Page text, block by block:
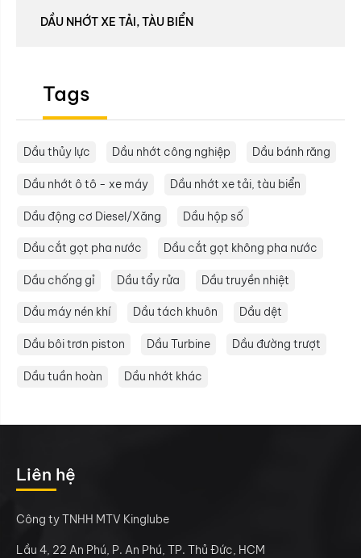
DẦU NHỚT XE TẢI, TÀU BIỂN
Tags
Dầu thủy lực Dầu nhớt công nghiệp Dầu bánh răng
Dầu nhớt ô tô - xe máy Dầu nhớt xe tải, tàu biển
Dầu động cơ Diesel/Xăng Dầu hộp số
Dầu cắt gọt pha nước Dầu cắt gọt không pha nước
Dầu chống gỉ Dầu tẩy rửa Dầu truyền nhiệt
Dầu máy nén khí Dầu tách khuôn Dầu dệt
Dầu bôi trơn piston Dầu Turbine Dầu đường trượt
Dầu tuần hoàn Dầu nhớt khác
Liên hệ
Công ty TNHH MTV Kinglube
Lầu 4, 22 An Phú, P. An Phú, TP. Thủ Đức, HCM